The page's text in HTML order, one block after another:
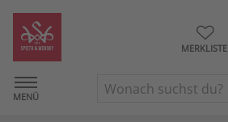
MERKLISTE
MENÜ